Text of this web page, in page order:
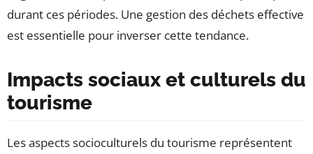
durant ces périodes. Une gestion des déchets effective
est essentielle pour inverser cette tendance.
Impacts sociaux et culturels du
tourisme
Les aspects socioculturels du tourisme représentent